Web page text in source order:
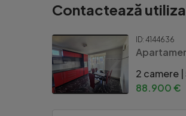
Contactează
ID: 4144636
2 camere
88.900 €